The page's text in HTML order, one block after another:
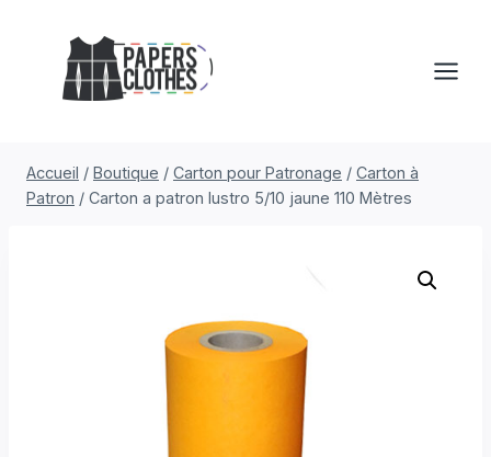
contenu
Accueil / Boutique / Carton pour Patronage / Carton à
Patron / Carton a patron lustro 5/10 jaune 110 Mètres